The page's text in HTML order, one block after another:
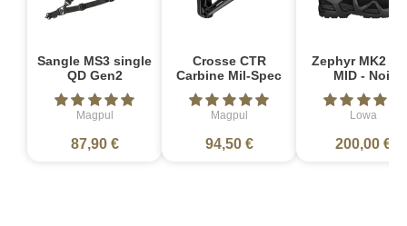
Sangle MS3 single
QD Gen2
Magpul
87,90 €
Crosse CTR
Carbine Mil-Spec
Magpul
94,50 €
Zephyr MK2
MID - Noir
Lowa
200,00 €